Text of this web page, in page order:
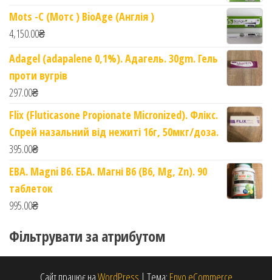
Mots -C (Мотс ) BioAge (Англія )
4,150.00₴
Adagel (adapalene 0,1%). Адагель. 30gm. Гель
проти вугрів
297.00₴
Flix (Fluticasone Propionate Micronized). Флікс.
Спрей назальний від нежиті 16г, 50мкг/доза.
395.00₴
EBA. Magni B6. ЕБА. Магні B6 (B6, Mg, Zn). 90
таблеток
995.00₴
Фільтрувати за атрибутом
Сайт працює наWordPress | Тема: Envo eCommerce